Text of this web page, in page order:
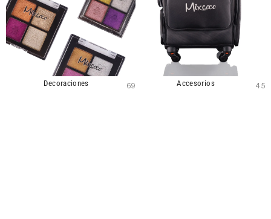
Decoraciones 69 Accesorios 45